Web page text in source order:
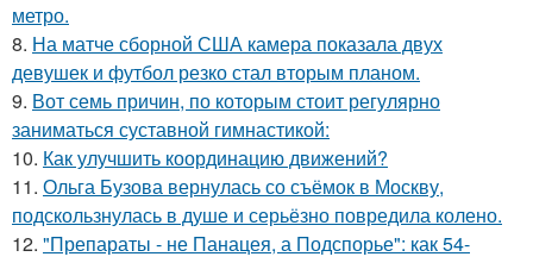
метро.
8. На матче сборной США камера показала двух
девушек и футбол резко стал вторым планом.
9. Вот семь причин, по которым стоит регулярно
заниматься суставной гимнастикой:
10. Как улучшить координацию движений?
11. Ольга Бузова вернулась со съёмок в Москву,
подскользнулась в душе и серьёзно повредила колено.
12. "Препараты - не Панацея, а Подспорье": как 54-